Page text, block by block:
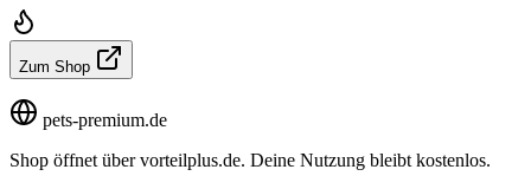
Zum Shop
pets-premium.de
Shop öffnet über vorteilplus.de. Deine Nutzung bleibt kostenlos.